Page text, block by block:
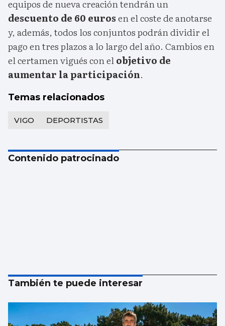
equipos de nueva creación tendrán un
descuento de 60 eurosen el coste de anotarse
y, además, todos los conjuntos podrán dividir el
pago en tres plazos a lo largo del año. Cambios en
el certamen vigués con elobjetivo de
aumentar la participación.
Temas relacionados
VIGO DEPORTISTAS
Contenido patrocinado
También te puede interesar